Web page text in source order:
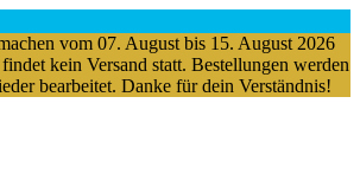
vom 07. August bis 15. August 2026
kein Versand statt. Bestellungen werden
bearbeitet. Danke für dein Verständnis!